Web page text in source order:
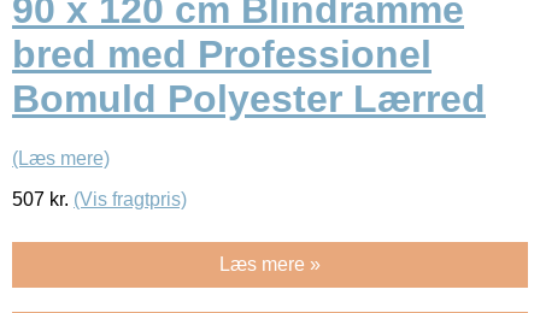
90 x 120 cm Blindramme
bred med Professionel
Bomuld Polyester Lærred
(Læs mere)
507 kr. (Vis fragtpris)
Læs mere »